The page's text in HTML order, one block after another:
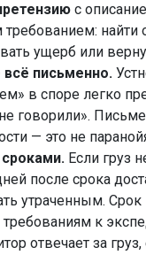
с
найти
ущерб или
всё письменно.
в споре легко
говорили».
— это не
Если груз
после срока
утраченным. Срок
требованиям к
отвечает за